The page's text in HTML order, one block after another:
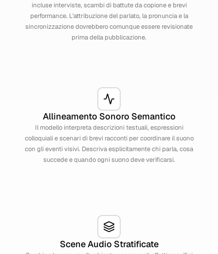
incluse interviste, scambi di battute da copione e brevi
performance. L'attribuzione del parlato, la pronuncia e la
sincronizzazione dovrebbero comunque essere revisionate
prima della pubblicazione.
Allineamento Sonoro Semantico
Il modello interpreta descrizioni testuali, espressioni
colloquiali e scenari di brevi racconti per coordinare il suono
con gli eventi visivi. Descriva esplicitamente chi parla, cosa
succede e quando ogni suono deve verificarsi.
Scene Audio Stratificate